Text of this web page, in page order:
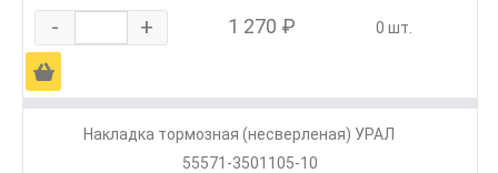
- + 1 270 ₽ 0 шт.
Ä
Накладка тормозная (несверленая) УРАЛ
55571-3501105-10